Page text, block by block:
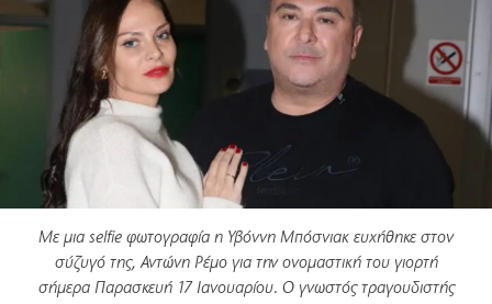
Με μια selfie φωτογραφία η Υβόννη Μπόσνιακ ευχήθηκε στον
σύζυγό της, Αντώνη Ρέμο για την ονομαστική του γιορτή
σήμερα Παρασκευή 17 Ιανουαρίου. Ο γνωστός τραγουδιστής